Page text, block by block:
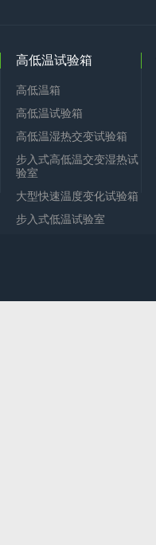
高低温试验箱
高低温箱
高低温试验箱
高低温湿热交变试验箱
步入式高低温交变湿热试
验室
大型快速温度变化试验箱
步入式低温试验室